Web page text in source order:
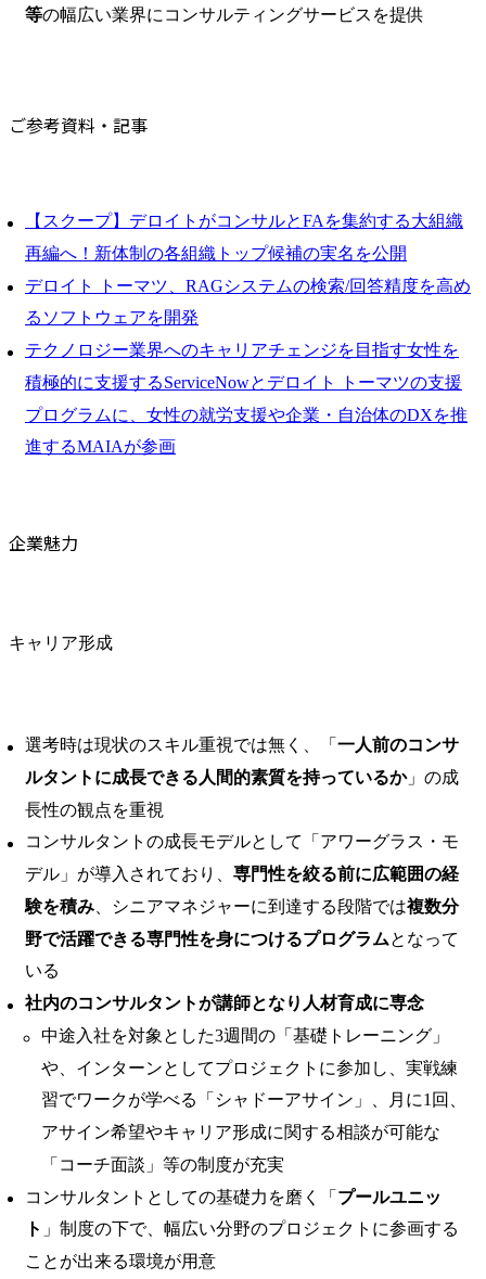
等の幅広い業界にコンサルティングサービスを提供
ご参考資料・記事
【スクープ】デロイトがコンサルとFAを集約する大組織
再編へ！新体制の各組織トップ候補の実名を公開
デロイト トーマツ、RAGシステムの検索/回答精度を高め
るソフトウェアを開発
テクノロジー業界へのキャリアチェンジを目指す女性を
積極的に支援するServiceNowとデロイト トーマツの支援
プログラムに、女性の就労支援や企業・自治体のDXを推
進するMAIAが参画
企業魅力
キャリア形成
選考時は現状のスキル重視では無く、「 一人前のコンサ
ルタントに成長できる人間的素質を持っているか」の成
長性の観点を重視
コンサルタントの成長モデルとして「アワーグラス・モ
デル」が導入されており、 専門性を絞る前に広範囲の経
験を積み 、シニアマネジャーに到達する段階では複数分
野で活躍できる専門性を身につけるプログラムとなって
いる
社内のコンサルタントが講師となり人材育成に専念
中途入社を対象とした3週間の「基礎トレーニング」
や、インターンとしてプロジェクトに参加し、実戦練
習でワークが学べる「シャドーアサイン」、月に1回、
アサイン希望やキャリア形成に関する相談が可能な
「コーチ面談」等の制度が充実
コンサルタントとしての基礎力を磨く「 プールユニッ
ト 」制度の下で、幅広い分野のプロジェクトに参画する
ことが出来る環境が用意